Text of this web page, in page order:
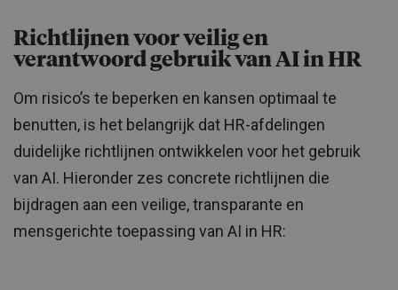
Richtlijnen voor veilig en
verantwoord gebruik van AI in HR
Om risico’s te beperken en kansen optimaal te
benutten, is het belangrijk dat HR-afdelingen
duidelijke richtlijnen ontwikkelen voor het gebruik
van AI. Hieronder zes concrete richtlijnen die
bijdragen aan een veilige, transparante en
mensgerichte toepassing van AI in HR: